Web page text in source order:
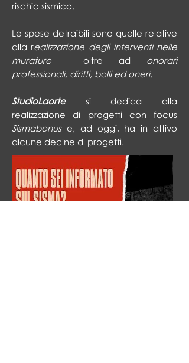
rischio sismico.
Le spese detraibili sono quelle relative
alla realizzazione degli interventi nelle
murature oltre ad onorari
professionali, diritti, bolli ed oneri.
StudioLaorte si dedica alla
realizzazione di progetti con focus
Sismabonus e, ad oggi, ha in attivo
alcune decine di progetti.